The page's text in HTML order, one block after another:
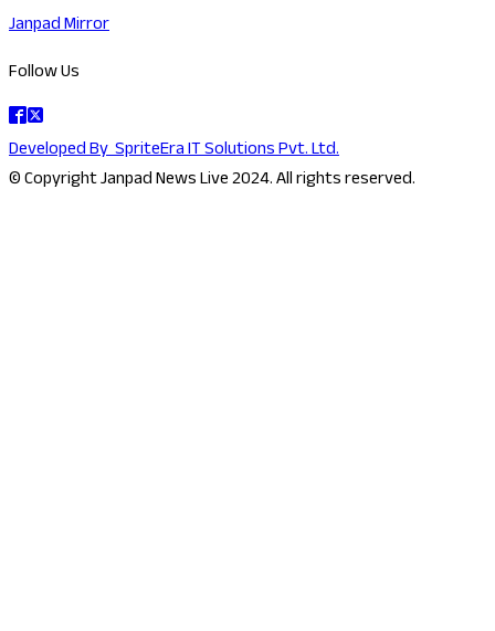
Janpad Mirror
Follow Us
Developed BySpriteEra IT Solutions Pvt. Ltd.
© Copyright Janpad News Live 2024. All rights reserved.